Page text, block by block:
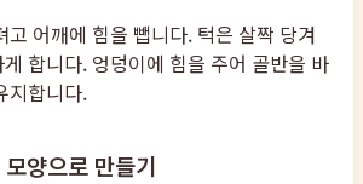
고 어깨에 힘을 뺍니다. 턱은 살짝 당겨
합니다. 엉덩이에 힘을 주어 골반을 바
지합니다.
양으로 만들기